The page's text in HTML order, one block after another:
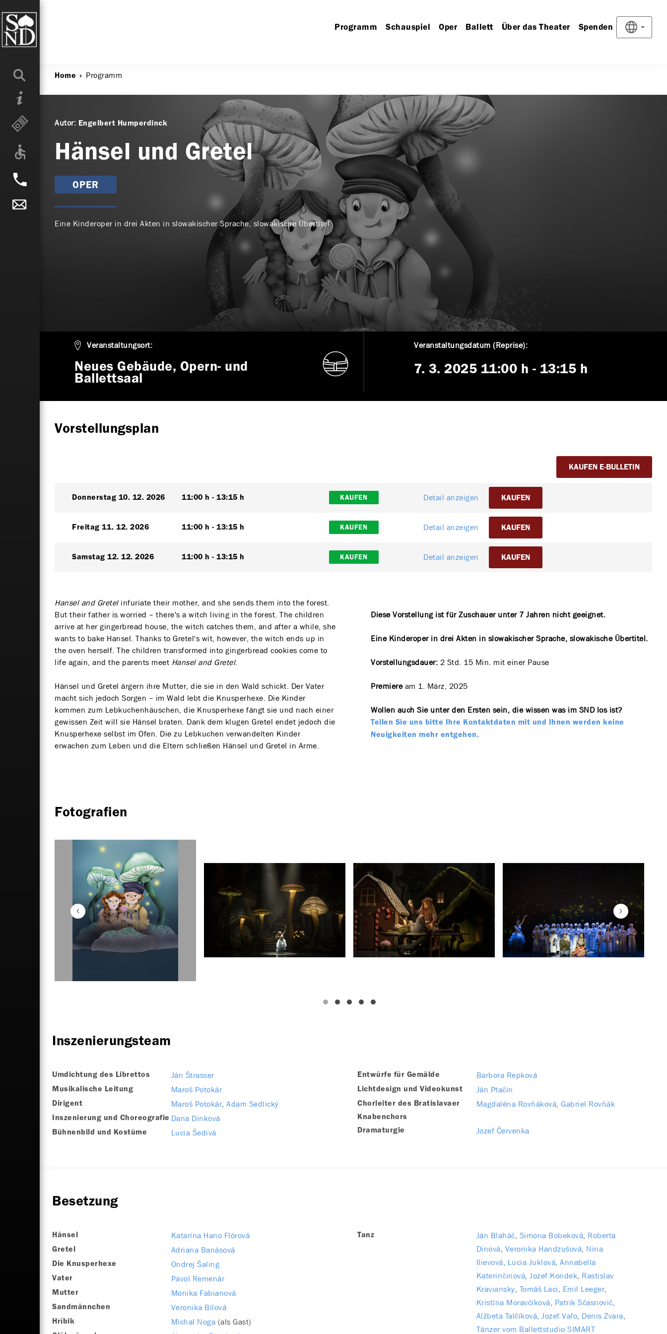
Programm Schauspiel Oper Ballett Über das Theater Spenden
Home Programm
Autor: Engelbert Humperdinck
Hänsel und Gretel
OPER
Eine Kinderoper in drei Akten in slowakischer Sprache, slowakische Übertitel
Veranstaltungsort:
Neues Gebäude, Opern- und
Ballettsaal
Veranstaltungsdatum (Reprise):
7. 3. 2025 11:00 h - 13:15 h
Vorstellungsplan
KAUFEN E-BULLETIN
Donnerstag 10. 12. 2026 11:00 h 13:15 h KAUFEN Detail anzeigen KAUFEN
Freitag 11. 12. 2026 11:00 h 13:15 h KAUFEN Detail anzeigen KAUFEN
Samstag 12. 12. 2026 11:00 h 13:15 h KAUFEN Detail anzeigen KAUFEN
Hansel and Gretel infuriate their mother, and she sends them into the forest.
But their father is worried – there's a witch living in the forest. The children
arrive at her gingerbread house, the witch catches them, and after a while, she
wants to bake Hansel. Thanks to Gretel's wit, however, the witch ends up in
the oven herself. The children transformed into gingerbread cookies come to
life again, and the parents meet Hansel and Gretel.
Hänsel und Gretel ärgern ihre Mutter, die sie in den Wald schickt. Der Vater
macht sich jedoch Sorgen – im Wald lebt die Knusperhexe. Die Kinder
kommen zum Lebkuchenhäuschen, die Knusperhexe fängt sie und nach einer
gewissen Zeit will sie Hänsel braten. Dank dem klugen Gretel endet jedoch die
Knusperhexe selbst im Ofen. Die zu Lebkuchen verwandelten Kinder
erwachen zum Leben und die Eltern schließen Hänsel und Gretel in Arme.
Diese Vorstellung ist für Zuschauer unter 7 Jahren nicht geeignet.
Eine Kinderoper in drei Akten in slowakischer Sprache, slowakische Übertitel.
Vorstellungsdauer: 2 Std. 15 Min. mit einer Pause
Premieream 1. März, 2025
Wollen auch Sie unter den Ersten sein, die wissen was im SND los ist?
Teilen Sie uns bitte Ihre Kontaktdaten mit und Ihnen werden keine
Neuigkeiten mehr entgehen.
Fotografien
Inszenierungsteam
Umdichtung des Librettos Ján Štrasser
Musikalische Leitung Maroš Potokár
Dirigent Maroš Potokár Adam Sedlický
Inszenierung und Choreografie Dana Dinková
Bühnenbild und Kostüme Lucia Šedivá
Entwürfe für Gemälde Barbora Repková
Lichtdesign und Videokunst Ján Ptačin
Chorleiter des Bratislavaer
Knabenchors
Magdaléna Rovňáková Gabriel Rovňák
Dramaturgie Jozef Červenka
Besetzung
Hänsel Katarína Hano Flórová
Gretel Adriana Banásová
Die Knusperhexe Ondrej Šaling
Vater Pavol Remenár
Mutter Monika Fabianová
Sandmännchen Veronika Bilová
Hríbik Michal Noga (als Gast)
Tanz Ján Blaháč Simona Bobeková Roberta
Dinová Veronika Handzušová Nina
Ilievová Lucia Juklová Annabella
Katerinčinová Jozef Kondek Rastislav
Kraviansky Tomáš Laci Emil Leeger
Kristína Moravčíková Patrik Sčasnovič
Alžbeta Talčíková Jozef Vaľo Denis Zvara
Tänzer vom Ballettstudio SIMART